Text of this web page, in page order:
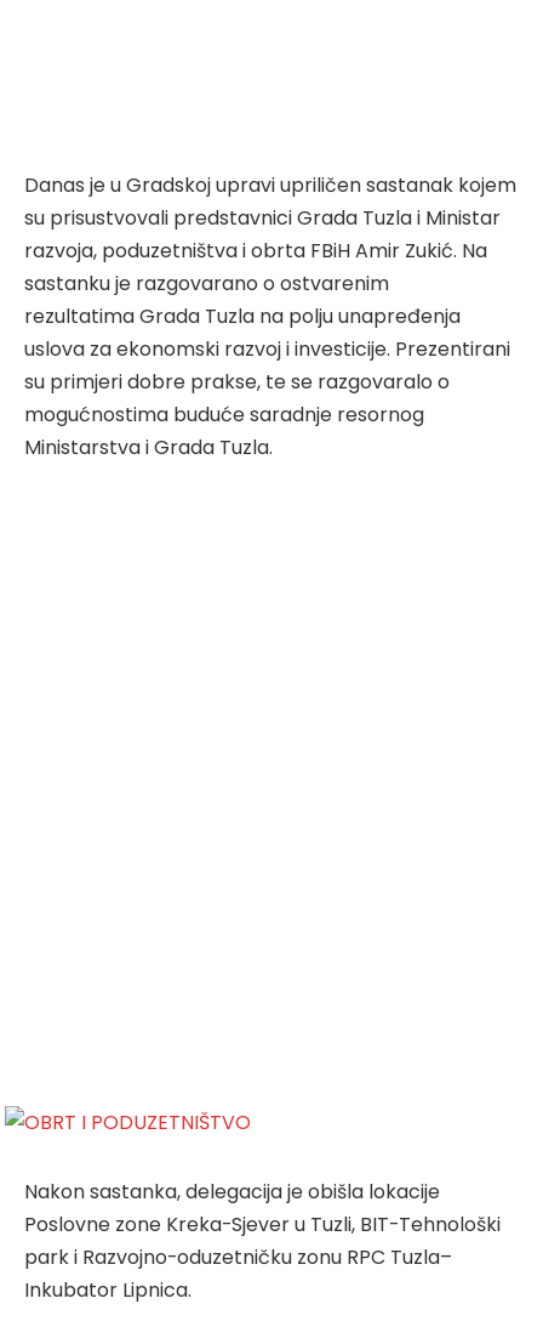
Danas je u Gradskoj upravi upriličen sastanak kojem
su prisustvovali predstavnici Grada Tuzla i Ministar
razvoja, poduzetništva i obrta FBiH Amir Zukić. Na
sastanku je razgovarano o ostvarenim
rezultatima Grada Tuzla na polju unapređenja
uslova za ekonomski razvoj i investicije. Prezentirani
su primjeri dobre prakse, te se razgovaralo o
mogućnostima buduće saradnje resornog
Ministarstva i Grada Tuzla.
Nakon sastanka, delegacija je obišla lokacije
Poslovne zone Kreka-Sjever u Tuzli, BIT-Tehnološki
park i Razvojno-oduzetničku zonu RPC Tuzla–
Inkubator Lipnica.